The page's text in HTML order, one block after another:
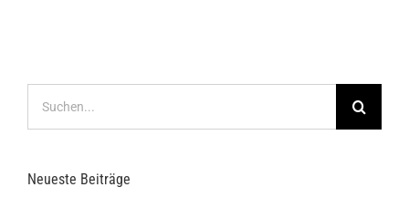
nach:
Neueste Beiträge